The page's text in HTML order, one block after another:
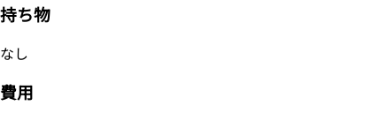
持ち物
なし
費用